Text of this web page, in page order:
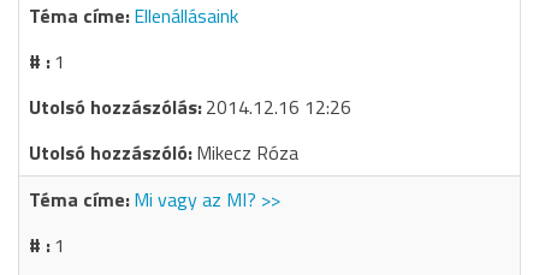
Ellenállásaink
1
2014.12.16 12:26
Mikecz Róza
Mi vagy az MI? >>
1